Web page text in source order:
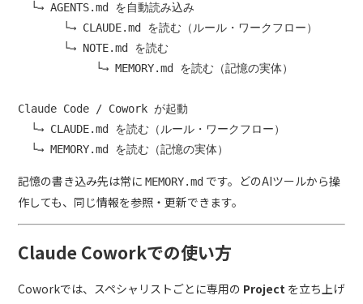
  └→ AGENTS.md を自動読み込み
       └→ CLAUDE.md を読む（ルール・ワークフロー）
       └→ NOTE.md を読む
            └→ MEMORY.md を読む（記憶の実体）
Claude Code / Cowork が起動
  └→ CLAUDE.md を読む（ルール・ワークフロー）
記憶の書き込み先は常にMEMORY.md です。どのAIツールから操
作しても、同じ情報を参照・更新できます。
Claude Coworkでの使い方
Coworkでは、スペシャリストごとに専用の Project を立ち上げ